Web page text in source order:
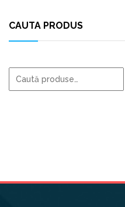
CAUTA PRODUS
Caută
după: